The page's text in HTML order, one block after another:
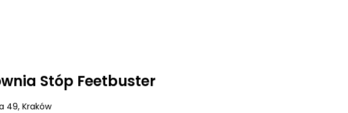
Stóp Feetbuster
49, Kraków